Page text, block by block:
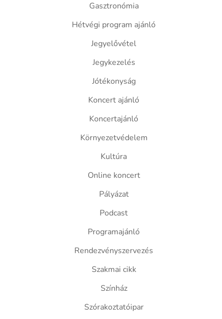
Gasztronómia
Hétvégi program ajánló
Jegyelővétel
Jegykezelés
Jótékonyság
Koncert ajánló
Koncertajánló
Környezetvédelem
Kultúra
Online koncert
Pályázat
Podcast
Programajánló
Rendezvényszervezés
Szakmai cikk
Színház
Szórakoztatóipar